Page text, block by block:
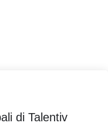
di Talentiv